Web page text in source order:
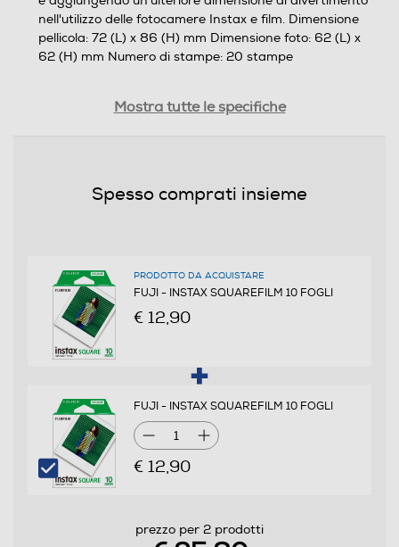
nell'utilizzo delle fotocamere Instax e film. Dimensione
pellicola: 72 (L) x 86 (H) mm Dimensione foto: 62 (L) x
62 (H) mm Numero di stampe: 20 stampe
Mostra tutte le specifiche
Spesso comprati insieme
PRODOTTO DA ACQUISTARE
FUJI - INSTAX SQUAREFILM 10 FOGLI
€ 12,90
FUJI - INSTAX SQUAREFILM 10 FOGLI
1
€ 12,90
prezzo per 2 prodotti